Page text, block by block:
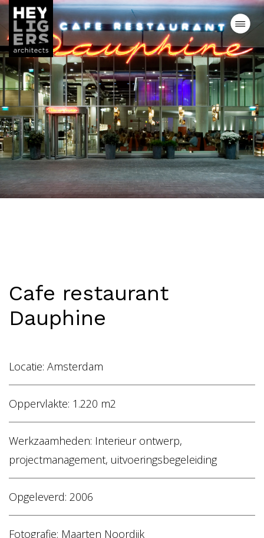
Projecten
Nieuws
Visie
Team
Vacatures
Cafe restaurant
Dauphine
Locatie: Amsterdam
Oppervlakte: 1.220 m2
Werkzaamheden: Interieur ontwerp,
projectmanagement, uitvoeringsbegeleiding
Opgeleverd: 2006
Fotografie: Maarten Noordijk